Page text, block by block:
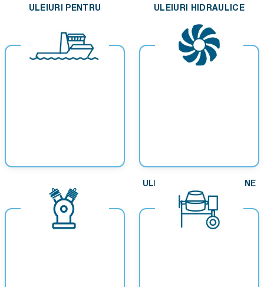
ULEIURI PENTRU
ULEIURI HIDRAULICE
ULEIURI PENTRU TURBINE